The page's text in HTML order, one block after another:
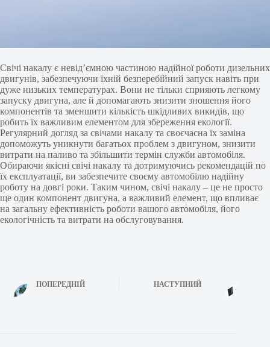
Свічі накалу є невід’ємною частиною надійної роботи дизельних
двигунів, забезпечуючи їхній безперебійний запуск навіть при
дуже низьких температурах. Вони не тільки сприяють легкому
запуску двигуна, але й допомагають знизити зношення його
компонентів та зменшити кількість шкідливих викидів, що
робить їх важливим елементом для збереження екології.
Регулярний догляд за свічами накалу та своєчасна їх заміна
допоможуть уникнути багатьох проблем з двигуном, знизити
витрати на паливо та збільшити термін служби автомобіля.
Обираючи якісні свічі накалу та дотримуючись рекомендацій по
їх експлуатації, ви забезпечите своєму автомобілю надійну
роботу на довгі роки. Таким чином, свічі накалу – це не просто
ще один компонент двигуна, а важливий елемент, що впливає
на загальну ефективність роботи вашого автомобіля, його
екологічність та витрати на обслуговування.
ПОПЕРЕДНІЙ НАСТУПНИЙ